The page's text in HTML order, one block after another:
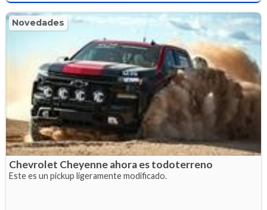
Novedades
Chevrolet Cheyenne ahora es todoterreno
Este es un pickup ligeramente modificado.